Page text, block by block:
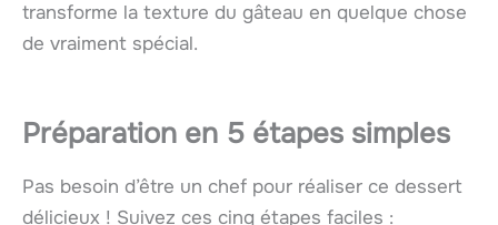
transforme la texture du gâteau en quelque chose
de vraiment spécial.
Préparation en 5 étapes simples
Pas besoin d’être un chef pour réaliser ce dessert
délicieux ! Suivez ces cinq étapes faciles :